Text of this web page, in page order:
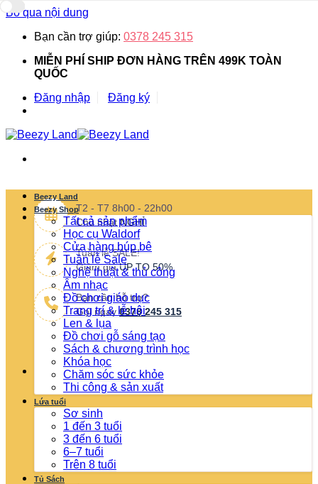
Bỏ qua nội dung
Bạn cần trợ giúp: 0378 245 315
MIỄN PHÍ SHIP ĐƠN HÀNG TRÊN 499K TOÀN
QUỐC
Đăng nhập
Đăng ký
T2 - T7 8h00 - 22h00
Chủ nhậtNGHỈ
Tuần lễ SALE!
Giảm giáUP TO 50%
Bạn cần hỗ trợ?
Gọi ngay 0378 245 315
Beezy Land
Beezy Shop
Tất cả sản phẩm
Học cụ Waldorf
Cửa hàng búp bê
Tuần lễ Sale
Nghệ thuật & thủ công
Âm nhạc
Đồ chơi giáo dục
Trang trí & lễ hội
Len & lụa
Đồ chơi gỗ sáng tạo
Sách & chương trình học
Khóa học
Chăm sóc sức khỏe
Thi công & sản xuất
Lứa tuổi
Sơ sinh
1 đến 3 tuổi
3 đến 6 tuổi
6–7 tuổi
Trên 8 tuổi
Tủ Sách